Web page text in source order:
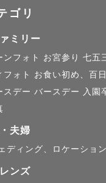
ゴリ
ミリー
ンフォト お宮参り 七五
フォト
お食い初め、百
スデー バースデー
入園
夫婦
ディング、ロケーショ
ンズ